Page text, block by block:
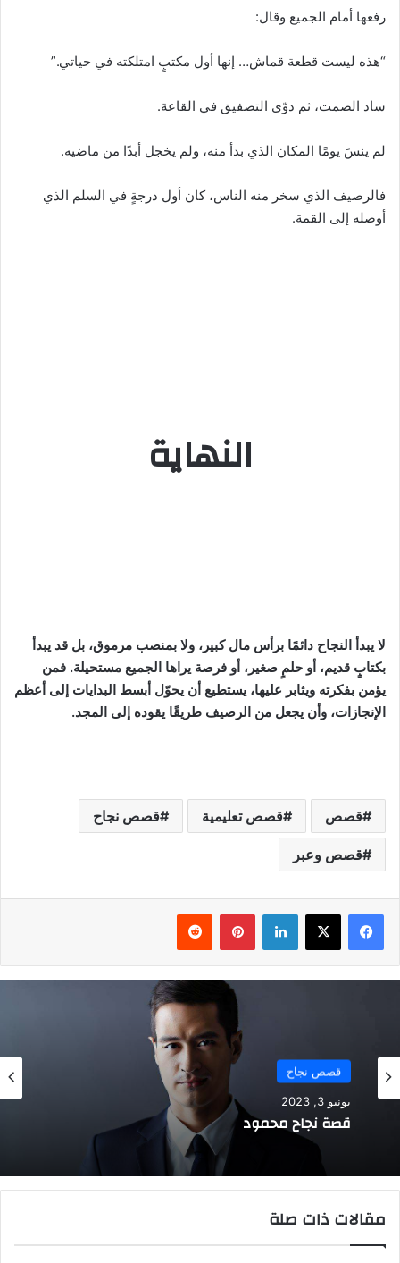
رفعها أمام الجميع وقال:
“هذه ليست قطعة قماش… إنها أول مكتبٍ امتلكته في حياتي.”
ساد الصمت، ثم دوّى التصفيق في القاعة.
لم ينسَ يومًا المكان الذي بدأ منه، ولم يخجل أبدًا من ماضيه.
فالرصيف الذي سخر منه الناس، كان أول درجةٍ في السلم الذي
أوصله إلى القمة.
النهاية
لا يبدأ النجاح دائمًا برأس مال كبير، ولا بمنصب مرموق، بل قد يبدأ
بكتابٍ قديم، أو حلمٍ صغير، أو فرصة يراها الجميع مستحيلة. فمن
يؤمن بفكرته ويثابر عليها، يستطيع أن يحوّل أبسط البدايات إلى أعظم
الإنجازات، وأن يجعل من الرصيف طريقًا يقوده إلى المجد.
قصص قصص تعليمية قصص نجاح
قصص وعبر
فيسبوك ‫X لينكدإن بينتيريست
قصص نجاح
يونيو 3, 2023
قصة نجاح محمود
مقالات ذات صلة